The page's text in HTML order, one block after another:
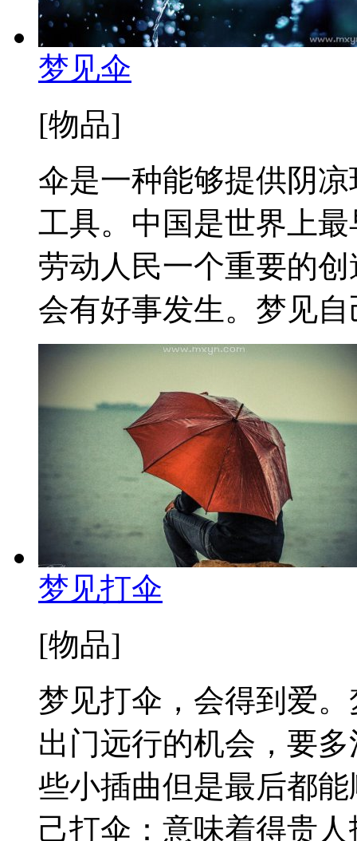
梦见伞
[物品]
伞是一种能够提供阴
工具。中国是世界上
劳动人民一个重要的
会有好事发生。梦见
梦见打伞
[物品]
梦见打伞，会得到爱
出门远行的机会，要
些小插曲但是最后都
己打伞：意味着得贵